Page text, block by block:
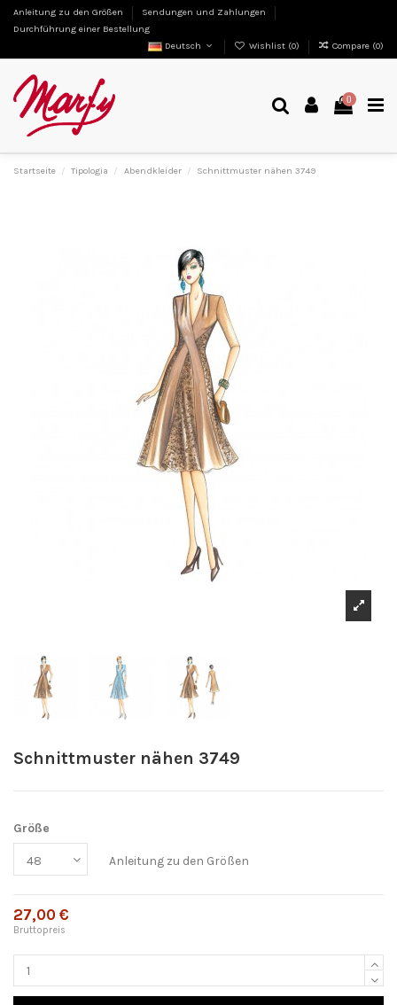
Anleitung zu den Größen
Sendungen und Zahlungen
Durchführung einer Bestellung
Deutsch
Wishlist (0) Compare (0)
0
Startseite Tipologia Abendkleider Schnittmuster nähen 3749
Schnittmuster nähen 3749
Größe
Anleitung zu den Größen
27,00 €
Bruttopreis